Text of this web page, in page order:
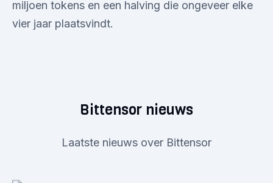
miljoen tokens en een halving die ongeveer elke
vier jaar plaatsvindt.
Bittensor nieuws
Laatste nieuws over Bittensor